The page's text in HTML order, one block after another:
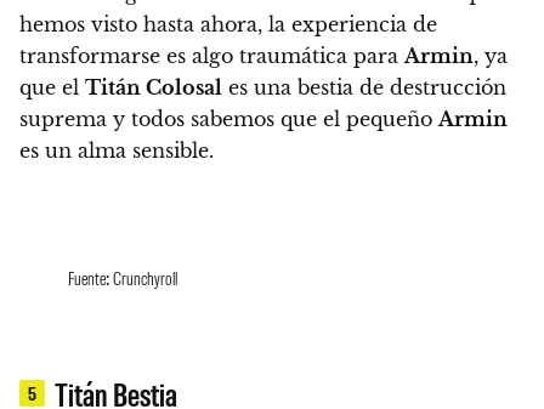
hemos visto hasta ahora, la experiencia de
transformarse es algo traumática paraArmin, ya
que el Titán Colosal es una bestia de destrucción
suprema y todos sabemos que el pequeñoArmin
es un alma sensible.
Fuente: Crunchyroll
5 Titán Bestia